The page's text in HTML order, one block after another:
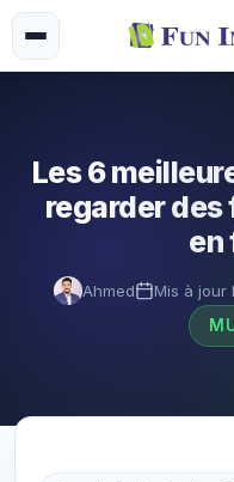
Les 6
regarder
en
Ahmed Mis à jour